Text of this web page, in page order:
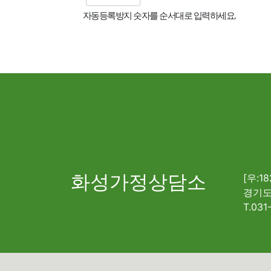
자동등록방지 숫자를 순서대로 입력하세요.
화성가정상담소
[우
경기